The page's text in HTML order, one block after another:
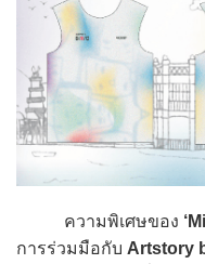
ความพิเศษของ
การร่วมมือกับ Artstory